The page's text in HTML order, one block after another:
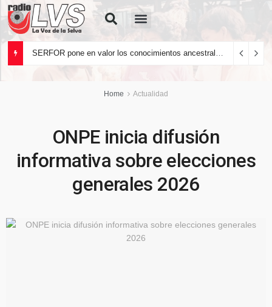
Home Actualidad
ONPE inicia difusión
informativa sobre elecciones
generales 2026